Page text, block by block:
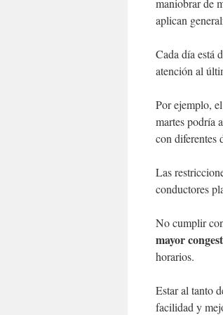
maniobrar de
aplican
Cada día está
atención al
Por ejemplo,
martes podría
con diferentes
Las
conductores
No cumplir
mayor
horarios.
Estar al tanto
facilidad y